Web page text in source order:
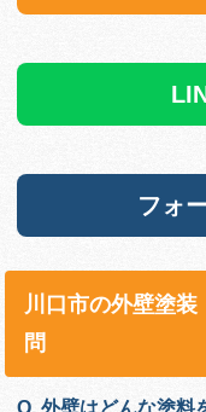
フォ
川口市の外壁塗
問